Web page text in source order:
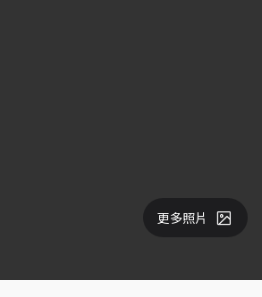
更多照片